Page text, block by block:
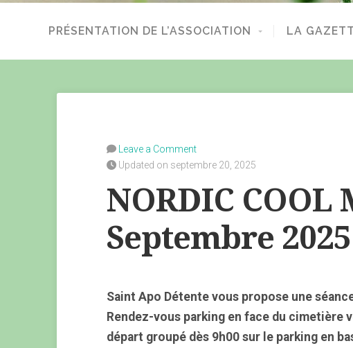
PRÉSENTATION DE L’ASSOCIATION LA
Leave a Comment
Updated on septembre 20, 2025
NORDIC COOL
Septembre 2025
Saint Apo Détente vous propose une
Rendez-vous parking en face du cimetière
départ groupé dès 9h00 sur le parking en